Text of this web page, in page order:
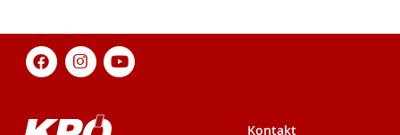
Kontakt